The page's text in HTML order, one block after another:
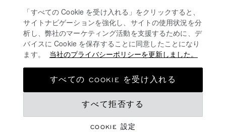
ニュースレターを購読
プライバシーポリシー
クッキーポリシー
ご利用規約
「すべての Cookie を受け入れる」をクリックすると、
サイトナビゲーションを強化し、サイトの使用状況を分
析し、弊社のマーケティング活動を支援するために、デ
バイスに Cookie を保存することに同意したことになり
ます。
当社のプライバシーポリシーを更新しました。
COOKIE 設定
すべて拒否する
すべての COOKIE を受け入れる